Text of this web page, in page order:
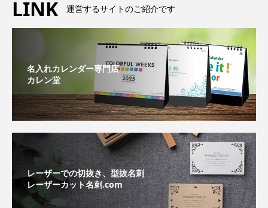
LINK 運営するサイトのご紹介です
名入れカレンダー専門店
カレン堂
レーザーでの切抜き、型抜名刺
レーザーカット名刺.com